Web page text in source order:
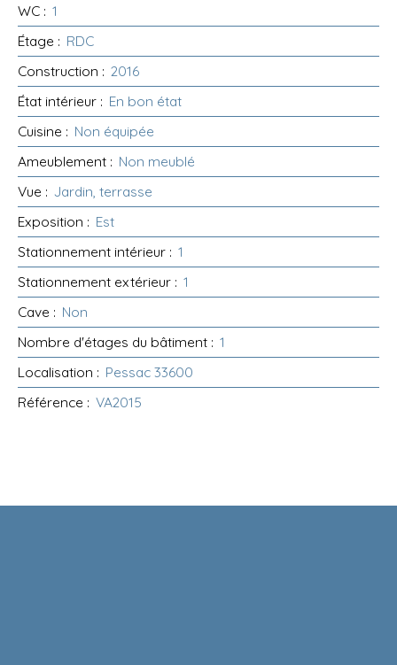
WC : 1
Étage : RDC
Construction : 2016
État intérieur : En bon état
Cuisine : Non équipée
Ameublement : Non meublé
Vue : Jardin, terrasse
Exposition : Est
Stationnement intérieur : 1
Stationnement extérieur : 1
Cave : Non
Nombre d'étages du bâtiment : 1
Localisation : Pessac 33600
Référence : VA2015